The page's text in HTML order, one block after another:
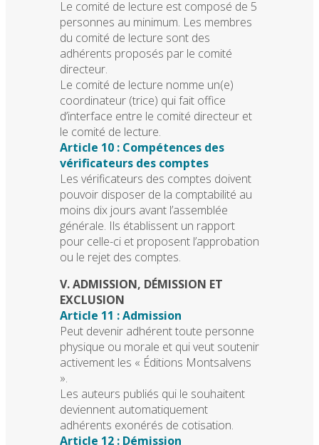
Le comité de lecture est composé de 5
personnes au minimum. Les membres
du comité de lecture sont des
adhérents proposés par le comité
directeur.
Le comité de lecture nomme un(e)
coordinateur (trice) qui fait office
d’interface entre le comité directeur et
le comité de lecture.
Article 10 : Compétences des
vérificateurs des comptes
Les vérificateurs des comptes doivent
pouvoir disposer de la comptabilité au
moins dix jours avant l’assemblée
générale. Ils établissent un rapport
pour celle-ci et proposent l’approbation
ou le rejet des comptes.
V. ADMISSION, DÉMISSION ET
EXCLUSION
Article 11 : Admission
Peut devenir adhérent toute personne
physique ou morale et qui veut soutenir
activement les « Éditions Montsalvens
».
Les auteurs publiés qui le souhaitent
deviennent automatiquement
adhérents exonérés de cotisation.
Article 12 : Démission